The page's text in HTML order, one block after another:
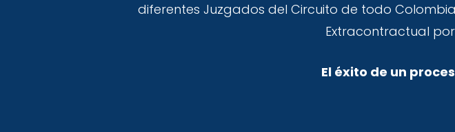
diferentes Juzgados del Circuito de todo
Extracontractual
El éxito de un